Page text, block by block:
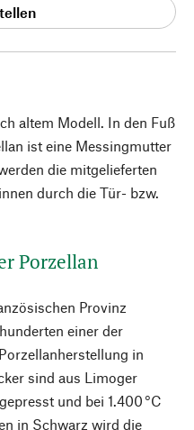
altem Modell. In den Fuß
ist eine Messingmutter
die mitgelieferten
durch die Tür- bzw.
Porzellan
Provinz
einer der
in
sind aus Limoger
und bei 1.400 °C
in Schwarz wird die